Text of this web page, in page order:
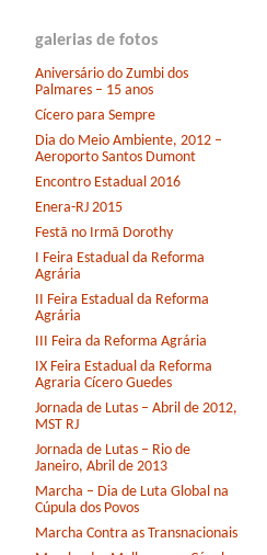
galerias de fotos
Aniversário do Zumbi dos
Palmares – 15 anos
Cícero para Sempre
Dia do Meio Ambiente, 2012 –
Aeroporto Santos Dumont
Encontro Estadual 2016
Enera-RJ 2015
Festã no Irmã Dorothy
I Feira Estadual da Reforma
Agrária
II Feira Estadual da Reforma
Agrária
III Feira da Reforma Agrária
IX Feira Estadual da Reforma
Agraria Cícero Guedes
Jornada de Lutas – Abril de 2012,
MST RJ
Jornada de Lutas – Rio de
Janeiro, Abril de 2013
Marcha – Dia de Luta Global na
Cúpula dos Povos
Marcha Contra as Transnacionais